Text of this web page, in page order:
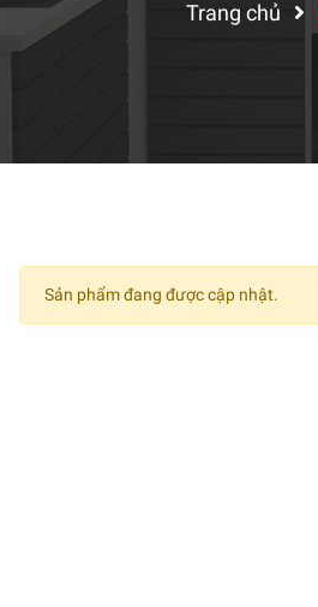
Trang chủ
Sản phẩm đang được cập nhật.